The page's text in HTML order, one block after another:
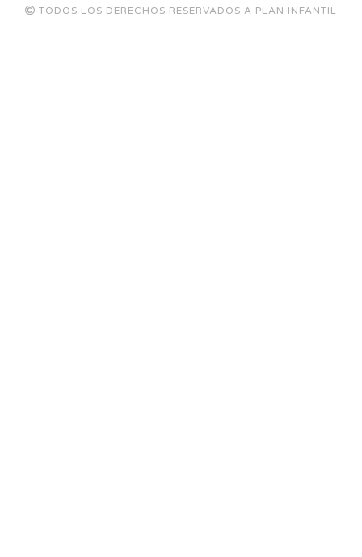
TODOS LOS DERECHOS RESERVADOS A PLAN INFANTIL